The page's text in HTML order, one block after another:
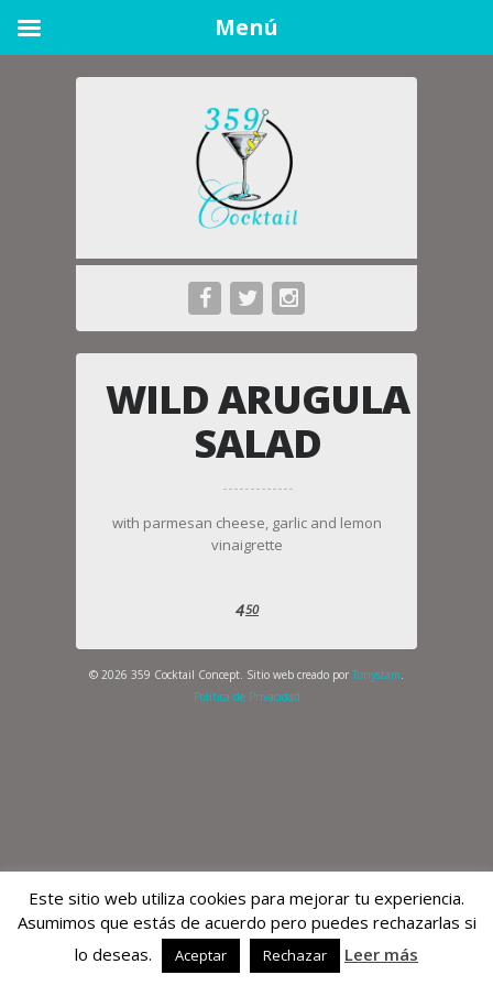
WILD ARUGULA
SALAD
with parmesan cheese, garlic and lemon
vinaigrette
450
© 2026 359 Cocktail Concept. Sitio web creado por Tonystam
Política de Privacidad
Este sitio web utiliza cookies para mejorar tu experiencia.
Asumimos que estás de acuerdo pero puedes rechazarlas si
lo deseas.
Aceptar Rechazar Leer más
Menú